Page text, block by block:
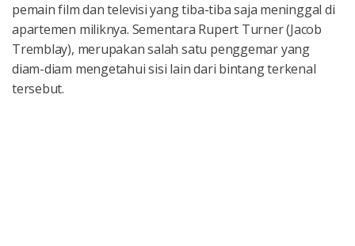
pemain film dan televisi yang tiba-tiba saja meninggal di
apartemen miliknya. Sementara Rupert Turner (Jacob
Tremblay), merupakan salah satu penggemar yang
diam-diam mengetahui sisi lain dari bintang terkenal
tersebut.